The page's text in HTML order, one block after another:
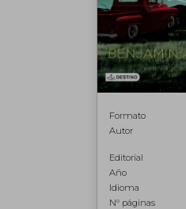
Formato
Autor
Editorial
Año
Idioma
N° páginas